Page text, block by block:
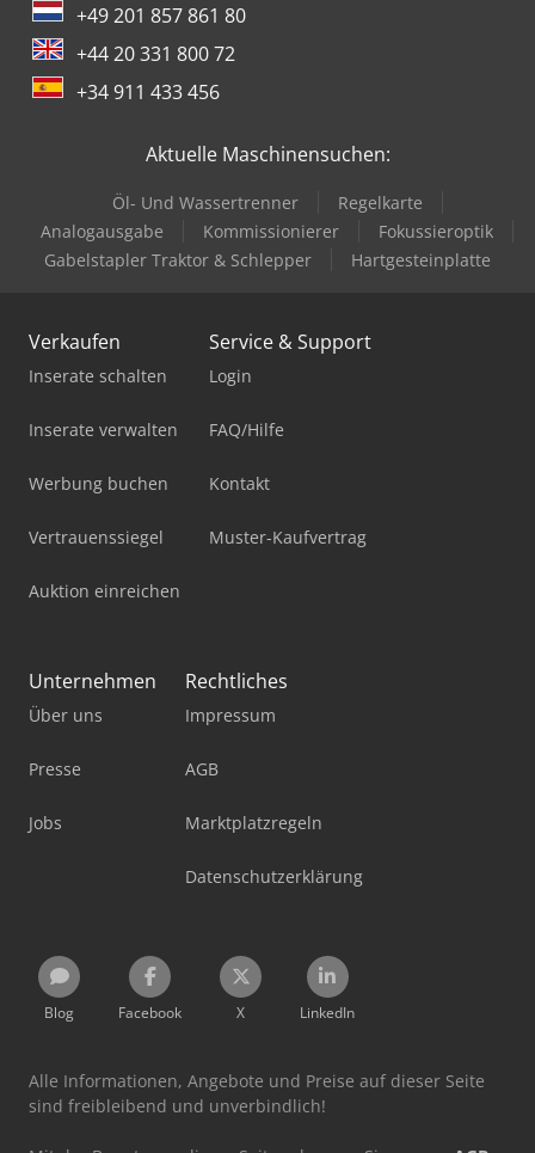
+49 201 857 861 80
+44 20 331 800 72
+34 911 433 456
Aktuelle Maschinensuchen:
Öl- Und Wassertrenner
Regelkarte
Analogausgabe
Kommissionierer
Fokussieroptik
Gabelstapler Traktor & Schlepper
Hartgesteinplatte
Verkaufen
Inserate schalten
Inserate verwalten
Werbung buchen
Vertrauenssiegel
Auktion einreichen
Service & Support
Login
FAQ/Hilfe
Kontakt
Muster-Kaufvertrag
Unternehmen
Über uns
Presse
Jobs
Rechtliches
Impressum
AGB
Marktplatzregeln
Datenschutzerklärung
Blog Facebook X LinkedIn
Alle Informationen, Angebote und Preise auf dieser Seite
sind freibleibend und unverbindlich!